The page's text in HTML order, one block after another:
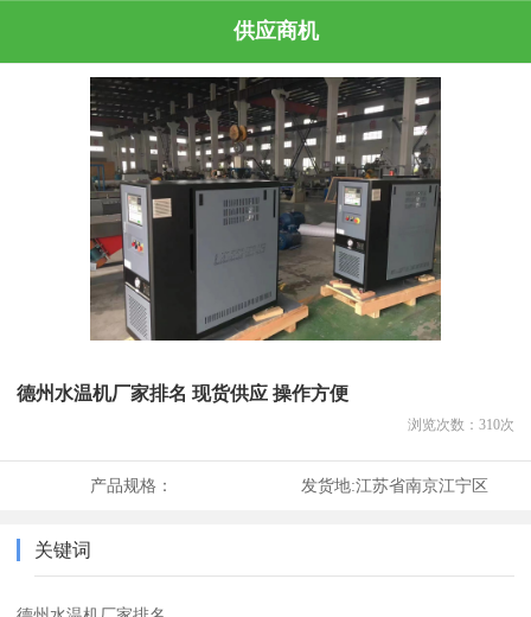
供应商机
德州水温机厂家排名 现货供应 操作方便
浏览次数： 310次
产品规格： 发货地:江苏省南京江宁区
关键词